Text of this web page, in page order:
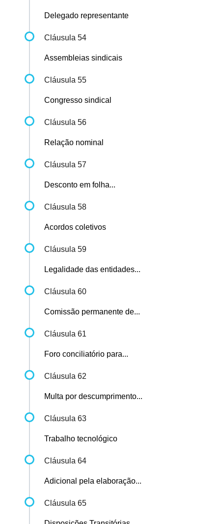
Delegado representante
Cláusula 54
Assembleias sindicais
Cláusula 55
Congresso sindical
Cláusula 56
Relação nominal
Cláusula 57
Desconto em folha...
Cláusula 58
Acordos coletivos
Cláusula 59
Legalidade das entidades...
Cláusula 60
Comissão permanente de...
Cláusula 61
Foro conciliatório para...
Cláusula 62
Multa por descumprimento...
Cláusula 63
Trabalho tecnológico
Cláusula 64
Adicional pela elaboração...
Cláusula 65